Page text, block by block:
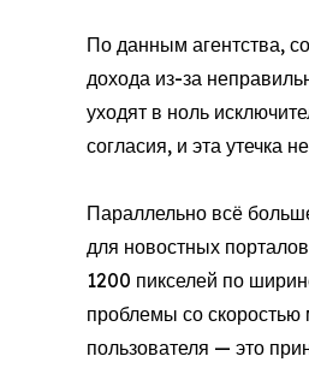
По данным агентства,
дохода из-за
уходят в ноль
согласия, и эта утечка
Параллельно всё
для новостных
1200 пикселей по
проблемы со скоростью
пользователя — это